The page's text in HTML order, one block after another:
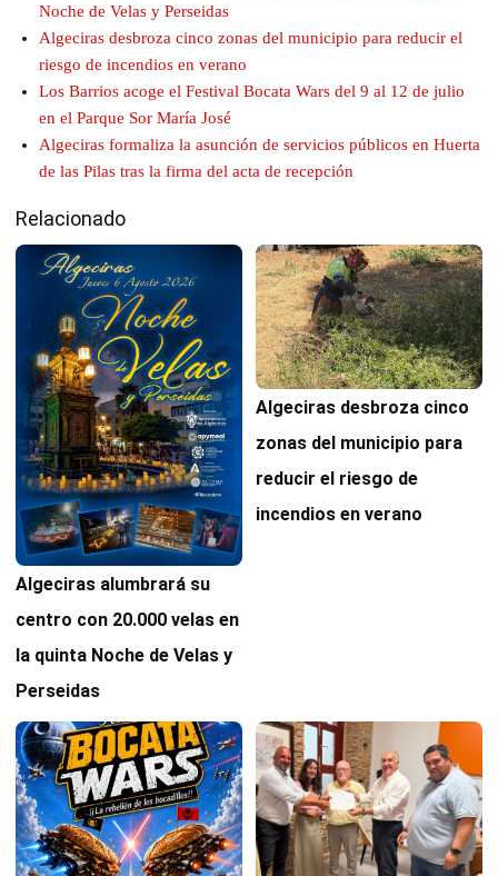
Noche de Velas y Perseidas
Algeciras desbroza cinco zonas del municipio para reducir el
riesgo de incendios en verano
Los Barrios acoge el Festival Bocata Wars del 9 al 12 de julio
en el Parque Sor María José
Algeciras formaliza la asunción de servicios públicos en Huerta
de las Pilas tras la firma del acta de recepción
Relacionado
Algeciras alumbrará su
centro con 20.000 velas en
la quinta Noche de Velas y
Perseidas
Algeciras desbroza cinco
zonas del municipio para
reducir el riesgo de
incendios en verano